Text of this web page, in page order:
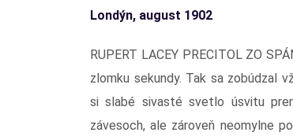
Londýn, august 1902
RUPERT LACEY PRECITOL ZO
zlomku sekundy. Tak sa zobúdzal
si slabé sivasté svetlo úsvitu
závesoch, ale zároveň neomylne